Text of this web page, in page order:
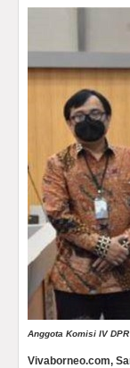
Anggota Komisi IV
Vivaborneo.com,